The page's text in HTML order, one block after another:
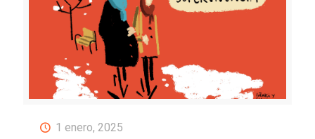
1 enero, 2025